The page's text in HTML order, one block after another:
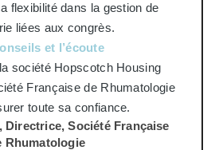
flexibilité dans la gestion de
liées aux congrès.
et l’écoute
société Hopscotch Housing
Française de Rhumatologie
toute sa confiance.
Directrice, Société Française
Rhumatologie